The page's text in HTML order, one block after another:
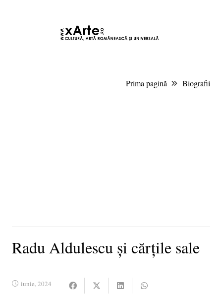
Prima pagină Biografii
Radu Aldulescu și cărțile sale
iunie, 2024